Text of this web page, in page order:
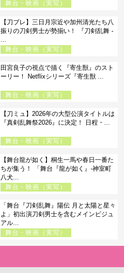
舞台・映画（実写）
【刀ブレ】三日月宗近や加州清光たち八
振りの刀剣男士が勢揃い！ 『刀剣乱舞 -
舞台・映画（実写）
田宮良子の視点で描く『寄生獣』のスト
ーリー！ Netflixシリーズ『寄生獣 ...
舞台・映画（実写）
【刀ミュ】2026年の大型公演タイトルは
『真剣乱舞祭2026』に決定！ 日程・...
舞台・映画（実写）
【舞台龍が如く】桐生一馬や春日一番た
ちが集う！ 「舞台『龍が如く』-神室町
八犬...
舞台・映画（実写）
「舞台『刀剣乱舞』陽伝 月と太陽と星々
よ」初出演刀剣男士を含むメインビジュ
アル...
舞台・映画（実写）